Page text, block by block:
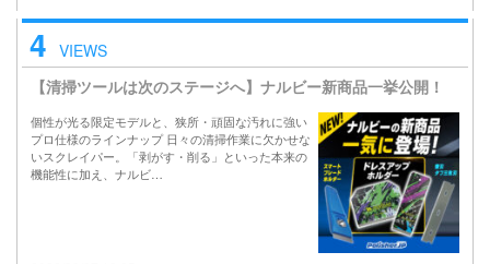
4 VIEWS
【清掃ツールは次のステージへ】ナルビー新商品一挙公開！
個性が光る限定モデルと、狭所・頑固な汚れに強い
プロ仕様のラインナップ 日々の清掃作業に欠かせな
いスクレイパー。「剥がす・削る」といった本来の
機能性に加え、ナルビ…